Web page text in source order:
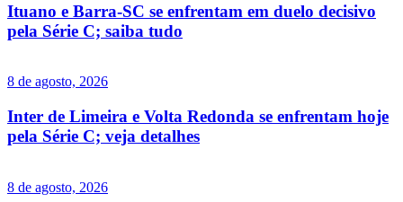
Ituano e Barra-SC se enfrentam em duelo decisivo
pela Série C; saiba tudo
8 de agosto, 2026
Inter de Limeira e Volta Redonda se enfrentam hoje
pela Série C; veja detalhes
8 de agosto, 2026